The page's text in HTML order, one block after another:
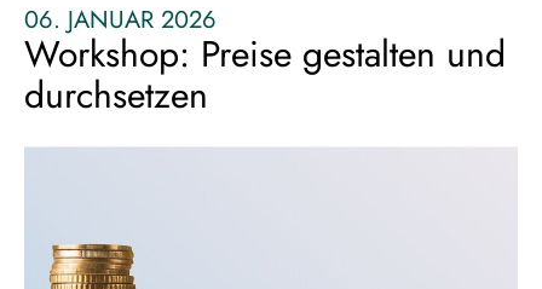
06. JANUAR 2026
Workshop: Preise gestalten und
durchsetzen